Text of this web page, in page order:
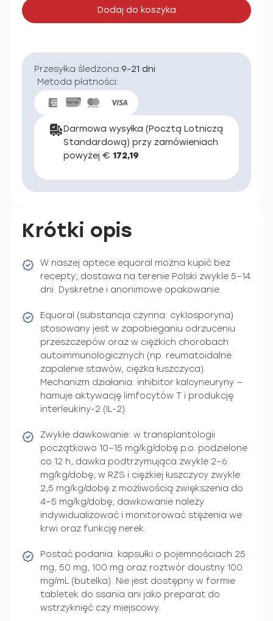
Dodaj do koszyka
Przesyłka śledzona:9-21 dni
Metoda płatności:
Darmowa wysyłka (Pocztą Lotniczą
Standardową) przy zamówieniach
powyżej € 172,19
Krótki opis
W naszej aptece equoral można kupić bez
recepty; dostawa na terenie Polski zwykle 5–14
dni. Dyskretne i anonimowe opakowanie.
Equoral (substancja czynna: cyklosporyna)
stosowany jest w zapobieganiu odrzuceniu
przeszczepów oraz w ciężkich chorobach
autoimmunologicznych (np. reumatoidalne
zapalenie stawów, ciężka łuszczyca).
Mechanizm działania: inhibitor kalcyneuryny —
hamuje aktywację limfocytów T i produkcję
interleukiny-2 (IL-2).
Zwykłe dawkowanie: w transplantologii
początkowo 10–15 mg/kg/dobę p.o. podzielone
co 12 h, dawka podtrzymująca zwykle 2–6
mg/kg/dobę; w RZS i ciężkiej łuszczycy zwykle
2,5 mg/kg/dobę z możliwością zwiększenia do
4–5 mg/kg/dobę; dawkowanie należy
indywidualizować i monitorować stężenia we
krwi oraz funkcję nerek.
Postać podania: kapsułki o pojemnościach 25
mg, 50 mg, 100 mg oraz roztwór doustny 100
mg/mL (butelka). Nie jest dostępny w formie
tabletek do ssania ani jako preparat do
wstrzyknięć czy miejscowy.